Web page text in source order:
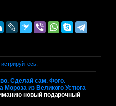
.
Сделай сам. Фото.
Мороза из Великого Устюга
новый подарочный